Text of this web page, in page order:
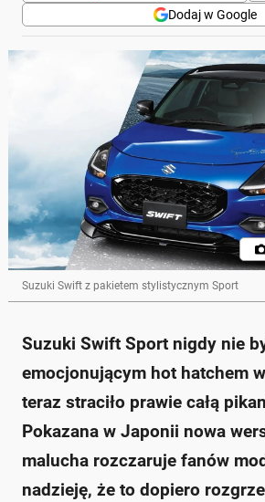
Dodaj w Google
Poniżej streszczenie artykułu:
Skrót przygotowany przez Onet Czat z AI, może zawierać
Nowe Suzuki Swift Sport
ale nie oferuje sportowych
Posiada silnik 1.2 o mocy 81 KM
momencie obrotowym 109 Nm.
Nowy model ma zwiększoną
planowane znaczące ulepszenia
Pakiet stylistyczny obejmuje
boczne i nakładkę na tylny
wykończeniu.
Mówi się o pracach nad
Zapytaj o więcej
Suzuki Swift z pakietem stylistycznym Sport
Suzuki Swift Sport nigdy nie
emocjonującym hot hatchem
teraz straciło prawie całą
Pokazana w Japonii nowa
malucha rozczaruje fanów
nadzieję, że to dopiero